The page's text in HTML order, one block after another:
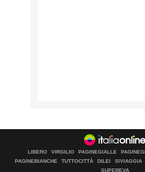
LIBERO VIRGILIO PAGINEGIALLE
PAGINEBIANCHE
TUTTOCITTÀ DILEI SIVIAGGIA
SUPEREVA